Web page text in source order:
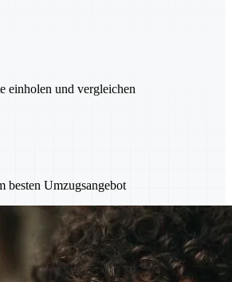
einholen und vergleichen
besten Umzugsangebot